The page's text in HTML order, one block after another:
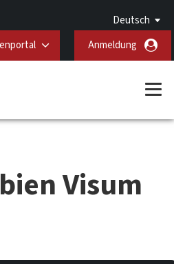
Deutsch
Anmeldung
Visum